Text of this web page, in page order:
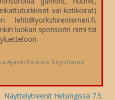
vai kotikoirat)
lehti@yorkshirenterrieri.fi.
luokan sponsorin nimi tai
Ajankohtaista, kirjoittanut
Näyttelytreenit Helsingissä 7.5.